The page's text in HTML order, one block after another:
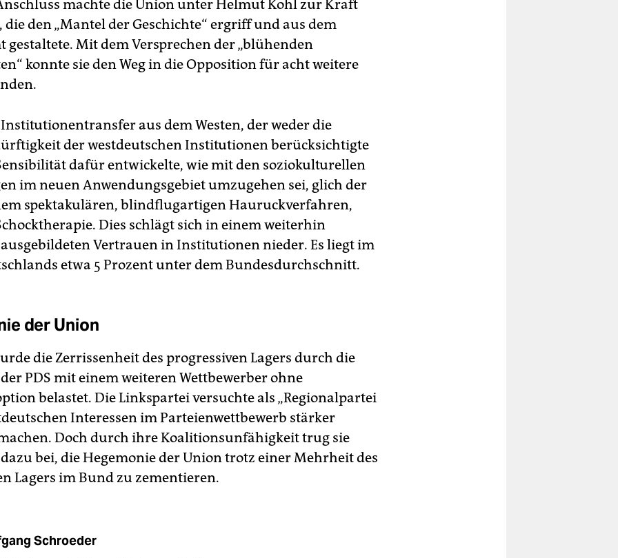
machte die Union unter Helmut Kohl zur Kraft
die den „Mantel der Geschichte“ ergriff und aus dem
gestaltete. Mit dem Versprechen der „blühenden
konnte sie den Weg in die Opposition für acht weitere
aus dem Westen, der weder die
der westdeutschen Institutionen berücksichtigte
dafür entwickelte, wie mit den soziokulturellen
im neuen Anwendungsgebiet umzugehen sei, glich der
spektakulären, blindflugartigen Hauruckverfahren,
Dies schlägt sich in einem weiterhin
Vertrauen in Institutionen nieder. Es liegt im
etwa 5 Prozent unter dem Bundesdurchschnitt.
der Union
die Zerrissenheit des progressiven Lagers durch die
PDS mit einem weiteren Wettbewerber ohne
belastet. Die Linkspartei versuchte als „Regionalpartei
Interessen im Parteienwettbewerb stärker
Doch durch ihre Koalitionsunfähigkeit trug sie
bei, die Hegemonie der Union trotz einer Mehrheit des
Lagers im Bund zu zementieren.
Schroeder